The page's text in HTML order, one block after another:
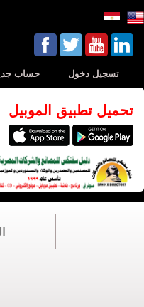
تسجيل دخول حساب
تحميل تطبيق الموبيل